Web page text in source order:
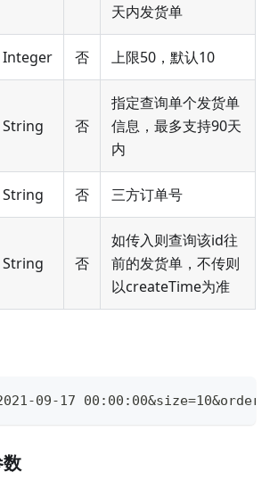
天内发货单
Integer 否 上限50，默认10
String 否
指定查询单个发货单
信息，最多支持90天
内
String 否 三方订单号
String 否
如传入则查询该id往
前的发货单，不传则
以createTime为准
09-17